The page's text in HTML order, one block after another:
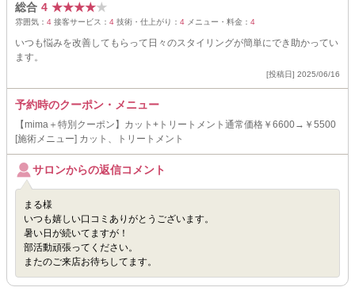
総合 4 ★★★★★
雰囲気： 4 接客サービス： 4 技術・仕上がり： 4 メニュー・料金： 4
いつも悩みを改善してもらって日々のスタイリングが簡単にでき助かってい
ます。
[投稿日] 2025/06/16
予約時のクーポン・メニュー
【mima＋特別クーポン】カット+トリートメント通常価格￥6600→￥5500
[施術メニュー] カット、トリートメント
サロンからの返信コメント
まる様
いつも嬉しい口コミありがとうございます。
暑い日が続いてますが！
部活動頑張ってください。
またのご来店お待ちしてます。